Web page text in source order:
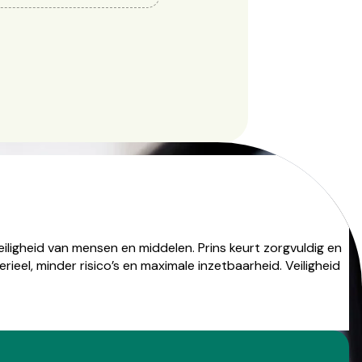
van mensen en middelen. Prins keurt zorgvuldig en
minder risico’s en maximale inzetbaarheid. Veiligheid